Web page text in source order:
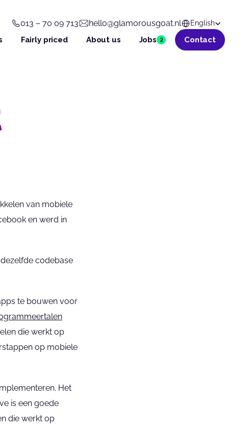
013 – 70 09 713 hello@glamorousgoat.nlSelect Language
English
Fairly priced About us Jobs 2 Contact
van mobiele
en werd in
codebase
te bouwen voor
die werkt op
op mobiele
Het
is een goede
die werkt op